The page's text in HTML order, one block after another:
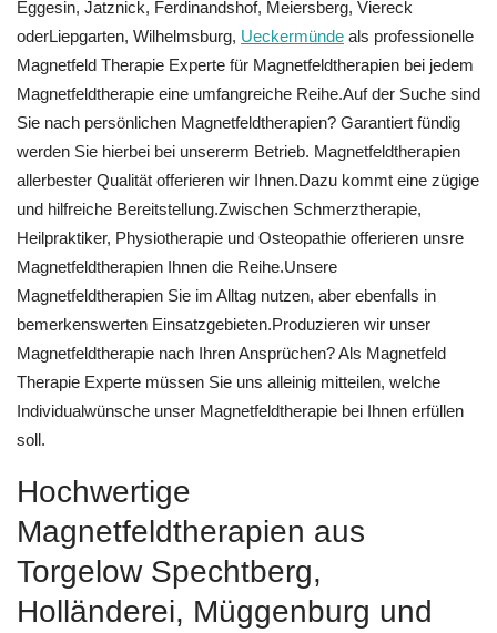
Eggesin, Jatznick, Ferdinandshof, Meiersberg, Viereck
oderLiepgarten, Wilhelmsburg, Ueckermünde als professionelle
Magnetfeld Therapie Experte für Magnetfeldtherapien bei jedem
Magnetfeldtherapie eine umfangreiche Reihe.Auf der Suche sind
Sie nach persönlichen Magnetfeldtherapien? Garantiert fündig
werden Sie hierbei bei unsererm Betrieb. Magnetfeldtherapien
allerbester Qualität offerieren wir Ihnen.Dazu kommt eine zügige
und hilfreiche Bereitstellung.Zwischen Schmerztherapie,
Heilpraktiker, Physiotherapie und Osteopathie offerieren unsre
Magnetfeldtherapien Ihnen die Reihe.Unsere
Magnetfeldtherapien Sie im Alltag nutzen, aber ebenfalls in
bemerkenswerten Einsatzgebieten.Produzieren wir unser
Magnetfeldtherapie nach Ihren Ansprüchen? Als Magnetfeld
Therapie Experte müssen Sie uns alleinig mitteilen, welche
Individualwünsche unser Magnetfeldtherapie bei Ihnen erfüllen
soll.
Hochwertige
Magnetfeldtherapien aus
Torgelow Spechtberg,
Holländerei, Müggenburg und